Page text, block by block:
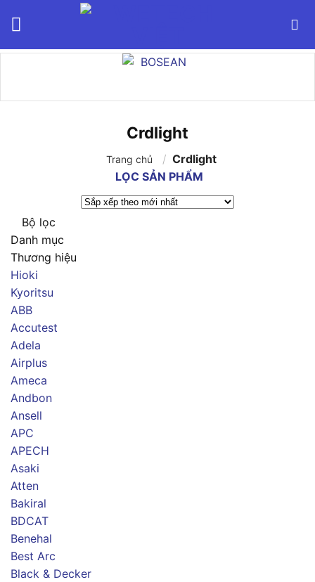
Crdlight
Trang chủ / Crdlight
LỌC SẢN PHẨM
Bộ lọc
Danh mục
Thương hiệu
Hioki
Kyoritsu
ABB
Accutest
Adela
Airplus
Ameca
Andbon
Ansell
APC
APECH
Asaki
Atten
Bakiral
BDCAT
Benehal
Best Arc
Black & Decker